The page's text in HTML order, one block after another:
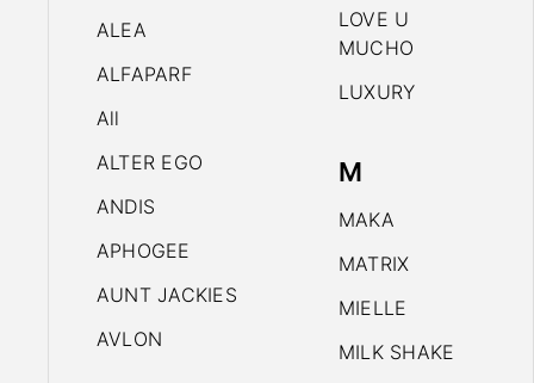
ALEA
ALFAPARF
All
ALTER EGO
ANDIS
APHOGEE
AUNT JACKIES
AVLON
LOVE U
MUCHO
LUXURY
M
MAKA
MATRIX
MIELLE
MILK SHAKE